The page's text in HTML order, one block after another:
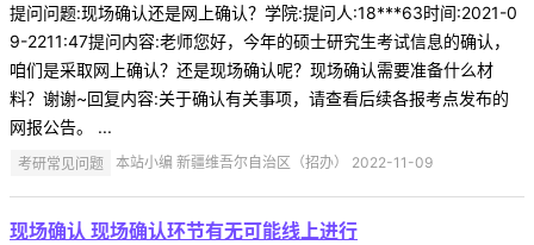
提问问题:现场确认还是网上确认？学院:提问人:18***63时间:2021-0
9-2211:47提问内容:老师您好，今年的硕士研究生考试信息的确认，
咱们是采取网上确认？还是现场确认呢？现场确认需要准备什么材
料？谢谢~回复内容:关于确认有关事项，请查看后续各报考点发布的
网报公告。 ...
考研常见问题 本站小编 新疆维吾尔自治区（招办） 2022-11-09
现场确认 现场确认环节有无可能线上进行